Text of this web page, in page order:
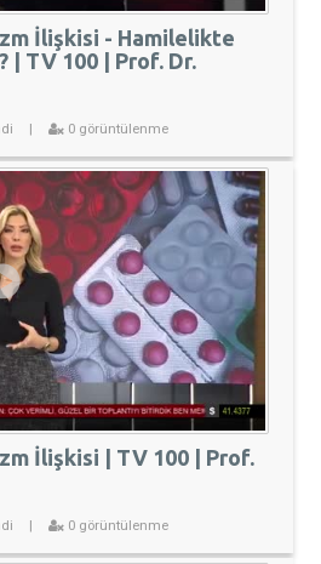
İlişkisi - Hamilelikte
| TV 100 | Prof. Dr.
0 görüntülenme
İlişkisi | TV 100 | Prof.
| 0 görüntülenme